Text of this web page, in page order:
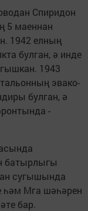
Спиридон
5 маеннан
1942 елның
булган, ә инде
1943
эвако-
булган, ә
батырлыгы
сугышында
һәм Мга шәһәрен
бар.